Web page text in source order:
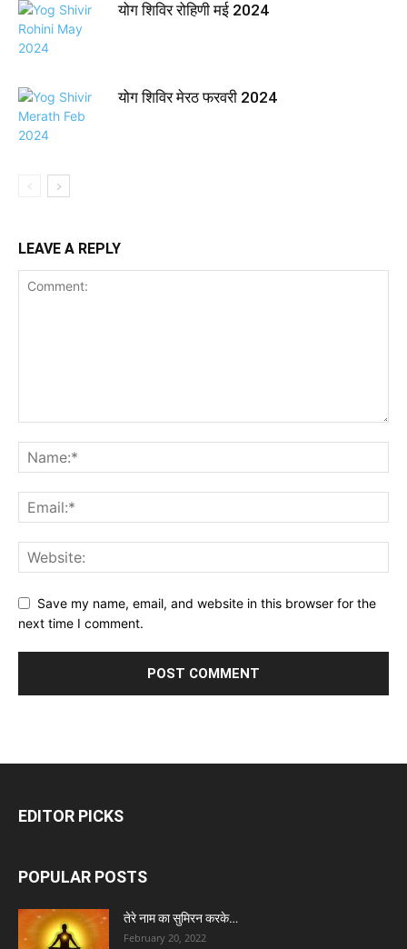
योग शिविर रोहिणी मई 2024
योग शिविर मेरठ फरवरी 2024
LEAVE A REPLY
Save my name, email, and website in this browser for the
next time I comment.
EDITOR PICKS
POPULAR POSTS
तेरे नाम का सुमिरन करके…
February 20, 2022